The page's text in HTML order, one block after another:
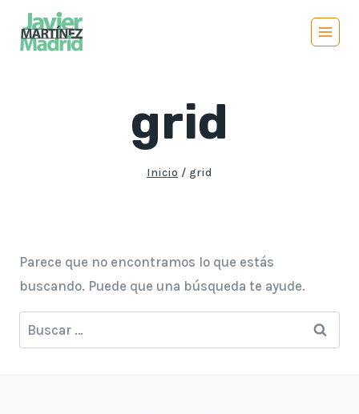
Saltar
grid
Inicio / grid
Parece que no encontramos lo que estás
buscando. Puede que una búsqueda te ayude.
Buscar: